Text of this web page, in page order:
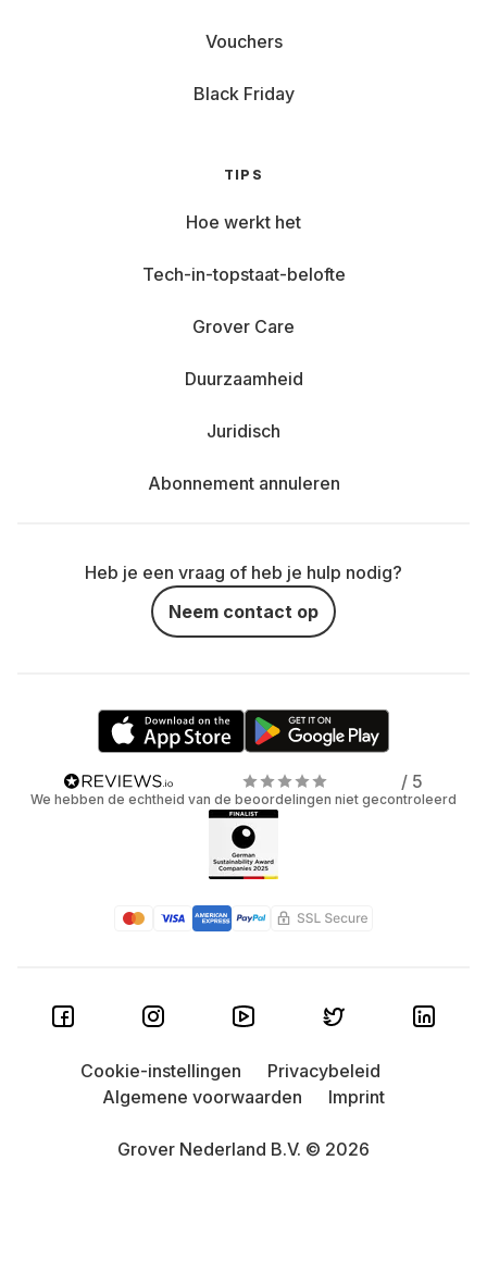
Vouchers
Black Friday
TIPS
Hoe werkt het
Tech-in-topstaat-belofte
Grover Care
Duurzaamheid
Juridisch
Abonnement annuleren
Heb je een vraag of heb je hulp nodig?
Neem contact op
/ 5
We hebben de echtheid van de beoordelingen niet gecontroleerd
Grover Nederland B.V. © 2026
Cookie-instellingen
Privacybeleid
Algemene voorwaarden
Imprint